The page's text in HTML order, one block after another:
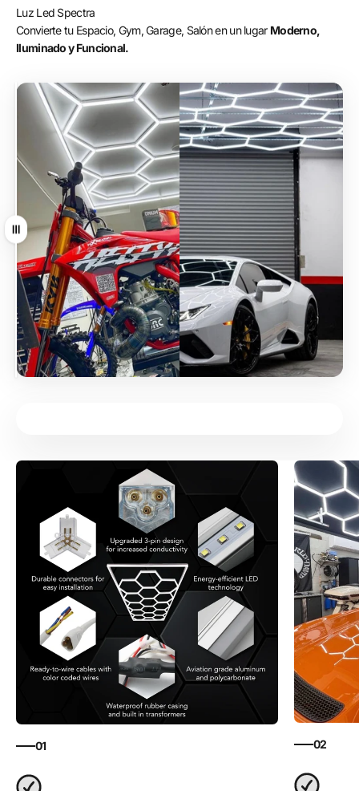
Luz Led Spectra
Convierte tu Espacio, Gym, Garage, Salón en un lugar Moderno,
Iluminado y Funcional.
Arrastrar
01 02